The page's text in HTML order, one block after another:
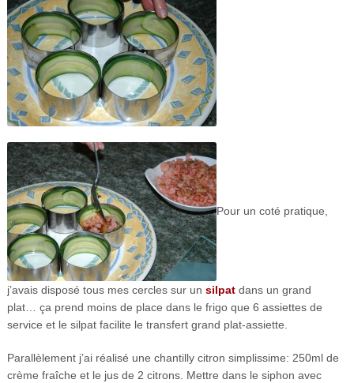
Pour un coté pratique,
j’avais disposé tous mes cercles sur un silpatdans un grand
plat… ça prend moins de place dans le frigo que 6 assiettes de
service et le silpat facilite le transfert grand plat-assiette.
Parallèlement j’ai réalisé une chantilly citron simplissime: 250ml de
crème fraîche et le jus de 2 citrons. Mettre dans le siphon avec